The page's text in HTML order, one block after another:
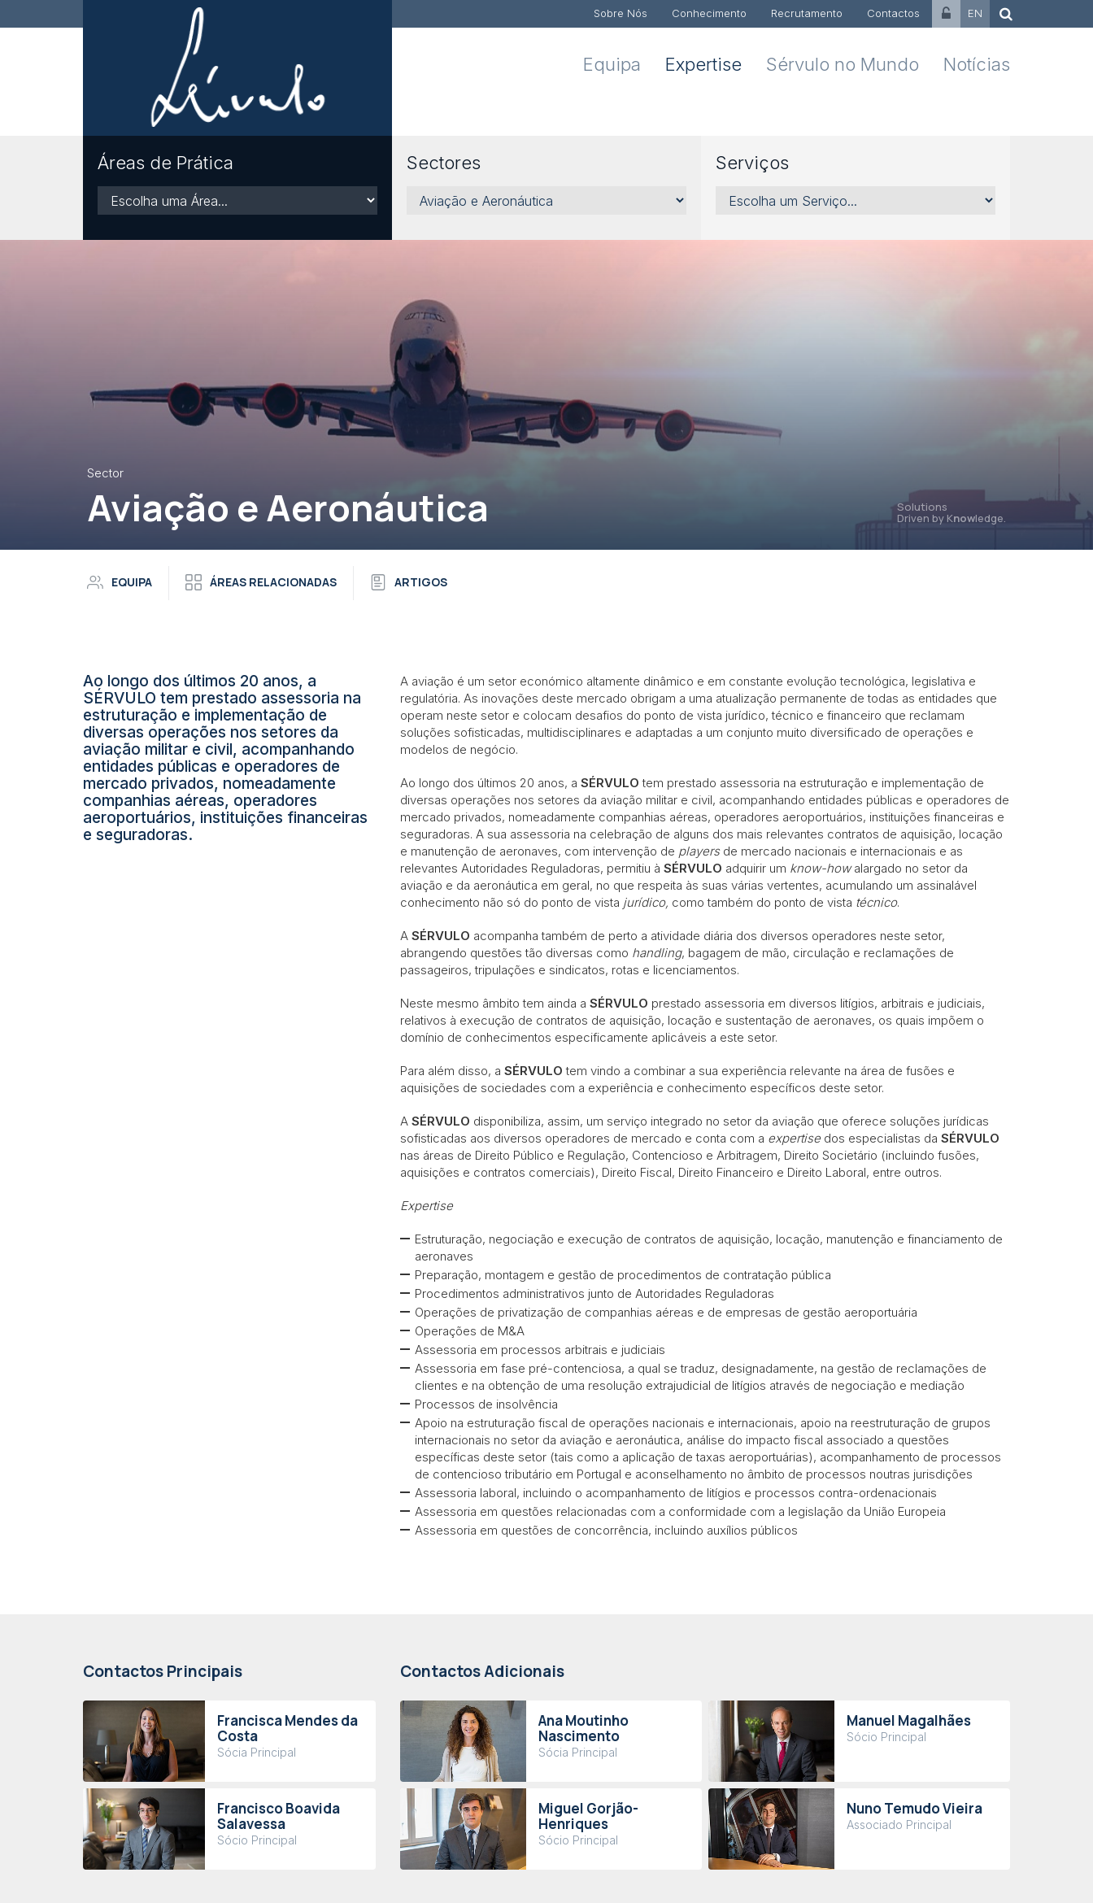
Sobre Nós Conhecimento Recrutamento Contactos EN
Equipa Expertise Sérvulo no Mundo Notícias
Áreas de Prática
Áreas
de
Sectores
Sectores
Serviços
Serviços
Sector
Aviação e Aeronáutica Solutions
Driven by Knowledge.
EQUIPA ÁREAS RELACIONADAS ARTIGOS
Ao longo dos últimos 20 anos, a
SÉRVULO tem prestado assessoria na
estruturação e implementação de
diversas operações nos setores da
aviação militar e civil, acompanhando
entidades públicas e operadores de
mercado privados, nomeadamente
companhias aéreas, operadores
aeroportuários, instituições financeiras
e seguradoras.
A aviação é um setor económico altamente dinâmico e em constante evolução tecnológica, legislativa e
regulatória. As inovações deste mercado obrigam a uma atualização permanente de todas as entidades que
operam neste setor e colocam desafios do ponto de vista jurídico, técnico e financeiro que reclamam
soluções sofisticadas, multidisciplinares e adaptadas a um conjunto muito diversificado de operações e
modelos de negócio.
Ao longo dos últimos 20 anos, a SÉRVULO tem prestado assessoria na estruturação e implementação de
diversas operações nos setores da aviação militar e civil, acompanhando entidades públicas e operadores de
mercado privados, nomeadamente companhias aéreas, operadores aeroportuários, instituições financeiras e
seguradoras. A sua assessoria na celebração de alguns dos mais relevantes contratos de aquisição, locação
e manutenção de aeronaves, com intervenção de playersde mercado nacionais e internacionais e as
relevantes Autoridades Reguladoras, permitiu à SÉRVULO adquirir um know-howalargado no setor da
aviação e da aeronáutica em geral, no que respeita às suas várias vertentes, acumulando um assinalável
conhecimento não só do ponto de vista jurídico, como também do ponto de vista técnico.
A SÉRVULO acompanha também de perto a atividade diária dos diversos operadores neste setor,
abrangendo questões tão diversas como handling, bagagem de mão, circulação e reclamações de
passageiros, tripulações e sindicatos, rotas e licenciamentos.
Neste mesmo âmbito tem ainda a SÉRVULO prestado assessoria em diversos litígios, arbitrais e judiciais,
relativos à execução de contratos de aquisição, locação e sustentação de aeronaves, os quais impõem o
domínio de conhecimentos especificamente aplicáveis a este setor.
Para além disso, a SÉRVULO tem vindo a combinar a sua experiência relevante na área de fusões e
aquisições de sociedades com a experiência e conhecimento específicos deste setor.
A SÉRVULO disponibiliza, assim, um serviço integrado no setor da aviação que oferece soluções jurídicas
sofisticadas aos diversos operadores de mercado e conta com a expertisedos especialistas da SÉRVULO
nas áreas de Direito Público e Regulação, Contencioso e Arbitragem, Direito Societário (incluindo fusões,
aquisições e contratos comerciais), Direito Fiscal, Direito Financeiro e Direito Laboral, entre outros.
Expertise
Estruturação, negociação e execução de contratos de aquisição, locação, manutenção e financiamento de
aeronaves
Preparação, montagem e gestão de procedimentos de contratação pública
Procedimentos administrativos junto de Autoridades Reguladoras
Operações de privatização de companhias aéreas e de empresas de gestão aeroportuária
Operações de M&A
Assessoria em processos arbitrais e judiciais
Assessoria em fase pré-contenciosa, a qual se traduz, designadamente, na gestão de reclamações de
clientes e na obtenção de uma resolução extrajudicial de litígios através de negociação e mediação
Processos de insolvência
Apoio na estruturação fiscal de operações nacionais e internacionais, apoio na reestruturação de grupos
internacionais no setor da aviação e aeronáutica, análise do impacto fiscal associado a questões
específicas deste setor (tais como a aplicação de taxas aeroportuárias), acompanhamento de processos
de contencioso tributário em Portugal e aconselhamento no âmbito de processos noutras jurisdições
Assessoria laboral, incluindo o acompanhamento de litígios e processos contra-ordenacionais
Assessoria em questões relacionadas com a conformidade com a legislação da União Europeia
Assessoria em questões de concorrência, incluindo auxílios públicos
Contactos Principais
Francisca Mendes da
Costa
Sócia Principal
Francisco Boavida
Salavessa
Sócio Principal
Contactos Adicionais
Ana Moutinho
Nascimento
Sócia Principal
Manuel Magalhães
Sócio Principal
Miguel Gorjão-
Henriques
Sócio Principal
Nuno Temudo Vieira
Associado Principal